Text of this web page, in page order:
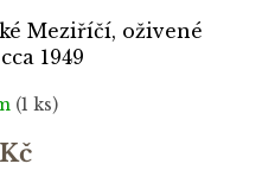
Meziříčí, oživené
1949
(1 ks)